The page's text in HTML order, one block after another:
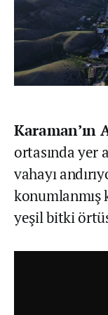
Karaman’ın
ortasında yer
vahayı
konumlanmış
yeşil bitki